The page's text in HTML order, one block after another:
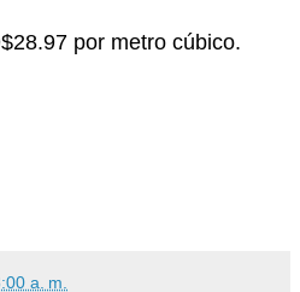
por metro cúbico.
a. m.